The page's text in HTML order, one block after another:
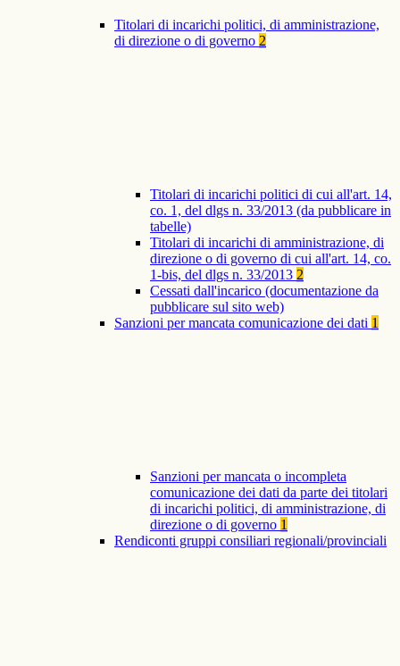
Titolari di incarichi politici, di amministrazione,
di direzione o di governo 2
Titolari di incarichi politici di cui all'art. 14,
co. 1, del dlgs n. 33/2013 (da pubblicare in
tabelle)
Titolari di incarichi di amministrazione, di
direzione o di governo di cui all'art. 14, co.
1-bis, del dlgs n. 33/2013 2
Cessati dall'incarico (documentazione da
pubblicare sul sito web)
Sanzioni per mancata comunicazione dei dati 1
Sanzioni per mancata o incompleta
comunicazione dei dati da parte dei titolari
di incarichi politici, di amministrazione, di
direzione o di governo 1
Rendiconti gruppi consiliari regionali/provinciali